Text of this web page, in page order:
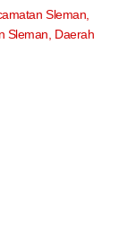
Sleman,
Sleman, Daerah